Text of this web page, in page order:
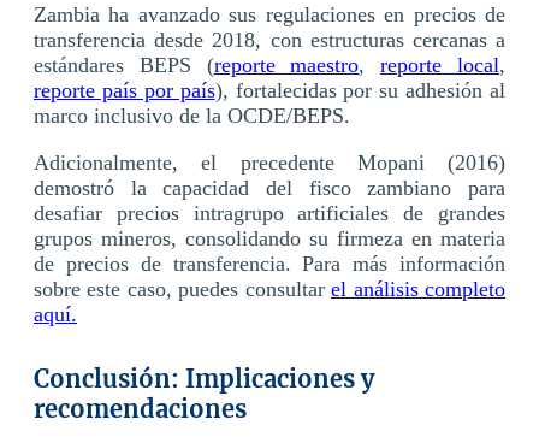
Zambia ha avanzado sus regulaciones en precios de
transferencia desde 2018, con estructuras cercanas a
estándares BEPS (reporte maestro,reporte local,
reporte país por país), fortalecidas por su adhesión al
marco inclusivo de la OCDE/BEPS.
Adicionalmente, el precedente Mopani (2016)
demostró la capacidad del fisco zambiano para
desafiar precios intragrupo artificiales de grandes
grupos mineros, consolidando su firmeza en materia
de precios de transferencia. Para más información
sobre este caso, puedes consultarel análisis completo
aquí.
Conclusión: Implicaciones y
recomendaciones